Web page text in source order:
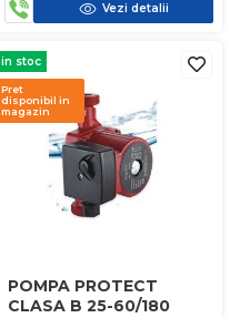
Vezi detalii
in stoc
Pret
disponibil in
magazin
POMPA PROTECT
CLASA B 25-60/180